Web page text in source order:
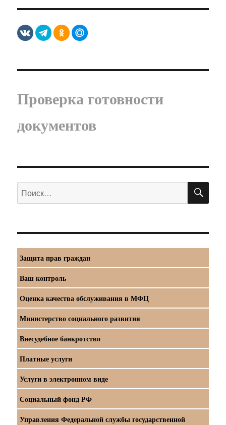
Проверка готовности
документов
Искать:
Защита прав граждан
Ваш контроль
Оценка качества обслуживания в МФЦ
Министерство социального развития
Внесудебное банкротство
Платные услуги
Услуги в электронном виде
Социальный фонд РФ
Управления Федеральной службы государственной